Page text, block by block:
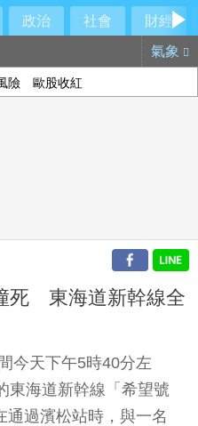
政治 社會
財經
氣象
險 歐股收紅
死 東海道新幹線全
今天下午5時40分左
東海道新幹線「希望號
過濱松站時，與一名